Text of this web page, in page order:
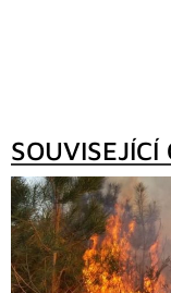
SOUVISEJÍCÍ